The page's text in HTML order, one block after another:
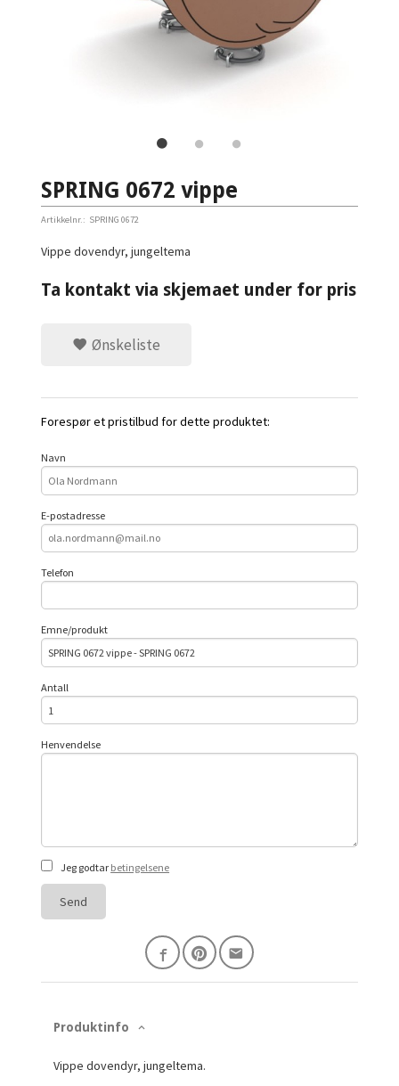
SPRING 0672 vippe
Artikkelnr.: SPRING 0672
Vippe dovendyr, jungeltema
Ta kontakt via skjemaet under for pris
Ønskeliste
Forespør et pristilbud for dette produktet:
Navn
E-postadresse
Telefon
Emne/produkt
Antall
Henvendelse
Jeg godtar betingelsene
Send
Produktinfo
Vippe dovendyr, jungeltema.